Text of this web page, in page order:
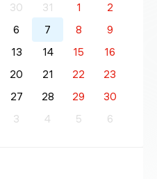
30 31 1
2
6 7 8
9
13 14 15
16
20 21 22
23
27 28 29
30
3 4 5 6